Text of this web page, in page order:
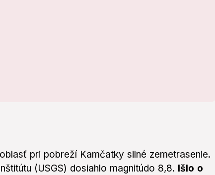
pri pobreží Kamčatky silné zemetrasenie.
(USGS) dosiahlo magnitúdo 8,8. Išlo o